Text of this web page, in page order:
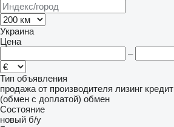
Украина
Цена
–
Тип объявления
продажа от производителя лизинг кредит
(обмен с доплатой) обмен
Состояние
новый б/у